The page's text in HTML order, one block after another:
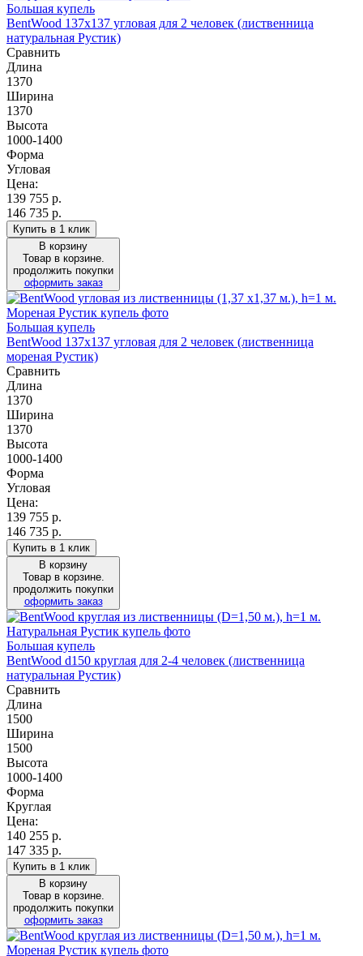
Большая купель
BentWood 137х137 угловая для 2 человек (лиственница
натуральная Рустик)
Сравнить
Длина
1370
Ширина
1370
Высота
1000-1400
Форма
Угловая
Цена:
139 755 р.
146 735 р.
Купить в 1 клик
В корзину
Товар в корзине.
продолжить покупки
оформить заказ
Большая купель
BentWood 137х137 угловая для 2 человек (лиственница
мореная Рустик)
Сравнить
Длина
1370
Ширина
1370
Высота
1000-1400
Форма
Угловая
Цена:
139 755 р.
146 735 р.
Купить в 1 клик
В корзину
Товар в корзине.
продолжить покупки
оформить заказ
Большая купель
BentWood d150 круглая для 2-4 человек (лиственница
натуральная Рустик)
Сравнить
Длина
1500
Ширина
1500
Высота
1000-1400
Форма
Круглая
Цена:
140 255 р.
147 335 р.
Купить в 1 клик
В корзину
Товар в корзине.
продолжить покупки
оформить заказ